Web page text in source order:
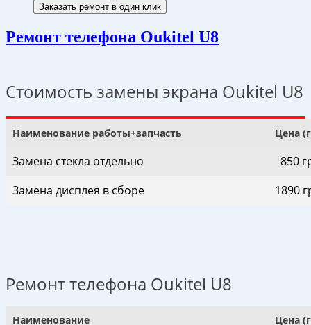
Ремонт телефона Oukitel U8
Стоимость замены экрана Oukitel U8
Наименование работы+запчасть Цена
Замена стекла отдельно
850
Замена дисплея в сборе
1890
Ремонт телефона Oukitel U8
Наименование Цена